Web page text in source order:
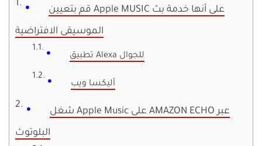
قم بتعيين Apple MUSIC على أنها خدمة بث
الموسيقى الافتراضية
تطبيق Alexa للجوال
أليكسا ويب
شغل Apple Music على AMAZON ECHO عبر
البلوتوث